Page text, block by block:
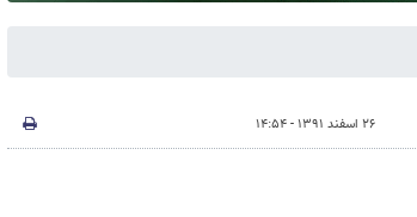
۲۶ اسفند ۱۳۹۱ - ۱۴:۵۴